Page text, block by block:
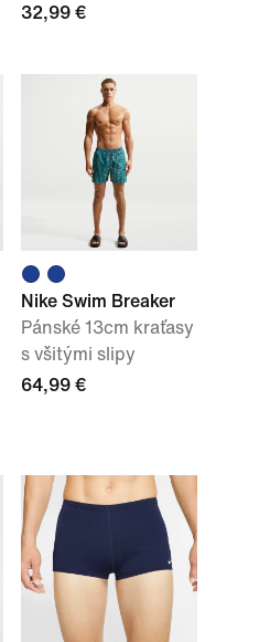
32,99 €
Nike Swim Breaker
Pánské 13cm kraťasy
s všitými slipy
64,99 €